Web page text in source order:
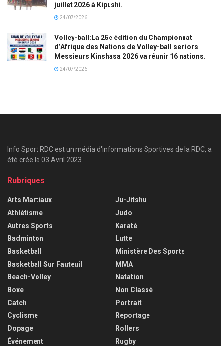
juillet 2026 à Kipushi.
24/07/2026
Volley-ball:La 25e édition du Championnat
d’Afrique des Nations de Volley-ball seniors
Messieurs Kinshasa 2026 va réunir 16 nations.
24/07/2026
Info Sport RDC est un média d'informations Sportives de la RDC, a
été crée le 03 Avril 2023
Rubriques
Arts Martiaux
Athlétisme
Autres Sports
Badminton
Basketball
Basketball Sur Fauteuil
Beach-Volley
Boxe
Catch
Cyclisme
Dopage
Événement
Ju-Jitshu
Judo
Karaté
Lutte
Ministère Des Sports
MMA
Natation
Non Classé
Portrait
Reportage
Rollers
Rugby